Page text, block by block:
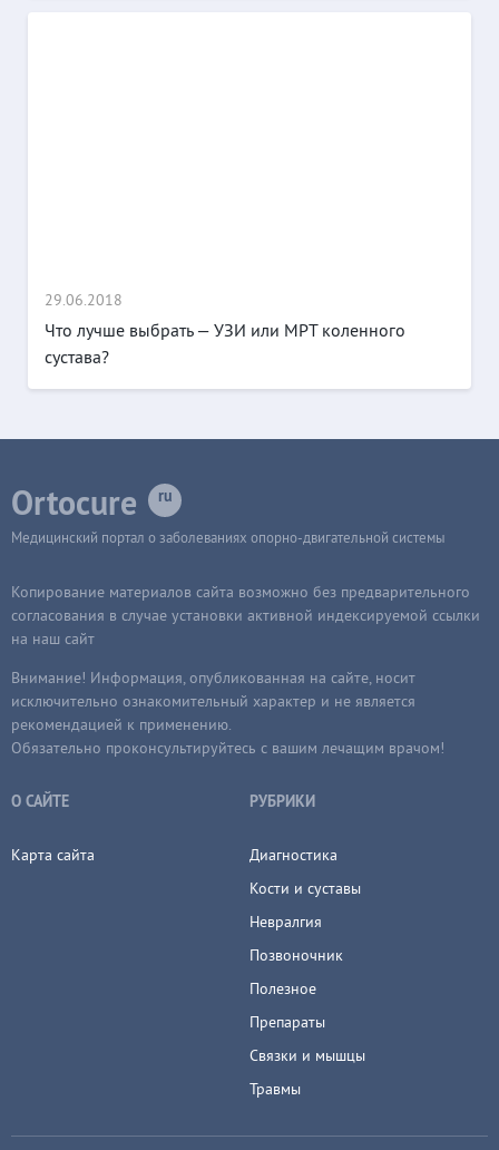
29.06.2018
Что лучше выбрать — УЗИ или МРТ коленного
сустава?
Ortocure
Медицинский портал о заболеваниях опорно-двигательной системы
Копирование материалов сайта возможно без предварительного
согласования в случае установки активной индексируемой ссылки
на наш сайт
Внимание! Информация, опубликованная на сайте, носит
исключительно ознакомительный характер и не является
рекомендацией к применению.
Обязательно проконсультируйтесь с вашим лечащим врачом!
О САЙТЕ
Карта сайта
РУБРИКИ
Диагностика
Кости и суставы
Невралгия
Позвоночник
Полезное
Препараты
Связки и мышцы
Травмы